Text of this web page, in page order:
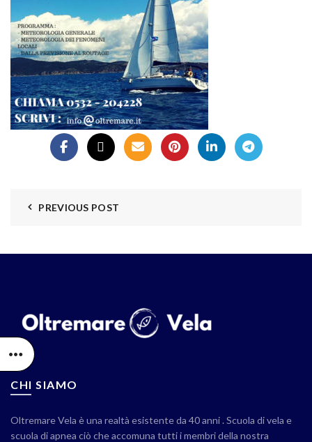
PREVIOUS POST
CHI SIAMO
Oltremare Vela è una realtà esistente da 40 anni . Scuola di vela e
scuola di apnea ciò che accomuna tutti i membri della nostra